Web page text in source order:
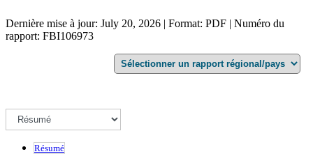
Dernière mise à jour: July 20, 2026 | Format: PDF | Numéro du
rapport: FBI106973
Résumé